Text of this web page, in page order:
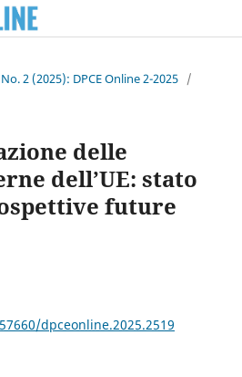
2 (2025): DPCE Online 2-2025 /
delle
dell’UE: stato
future
dpceonline.2025.2519